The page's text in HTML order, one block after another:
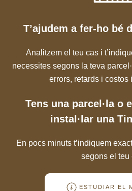
T’ajudem a fer-ho bé
Analitzem el teu cas i
necessites segons la teva
errors, retards i costos
Tens una parcel·la o
instal·lar una
En pocs minuts t’indiquem
segons el teu
ESTUDIAR EL